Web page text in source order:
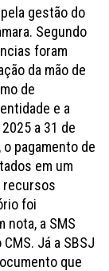
gestão do
Segundo
foram
da mão de
de
e a
a 31 de
pagamento de
em um
recursos
foi
nota, a SMS
Já a SBSJ
que